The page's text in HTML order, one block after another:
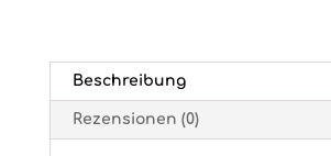
Beschreibung
Rezensionen (0)